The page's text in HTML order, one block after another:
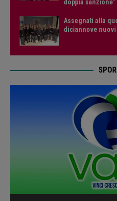
doppia sanzione”
Assegnati alla
diciannove